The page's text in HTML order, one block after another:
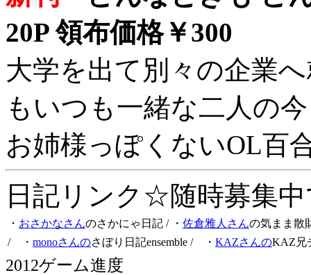
20P 領布価格￥300
大学を出て別々の企業
もいつも一緒な二人の
お姉様っぽくないOL百
日記リンク☆随時募集
・ おさかなさんのさかにゃ日記 / ・ 佐倉雅人さんの気まま散
/ ・ monoさんのさぼり日記ensemble / ・ KAZさんのKAZ兄
2012ゲーム進度